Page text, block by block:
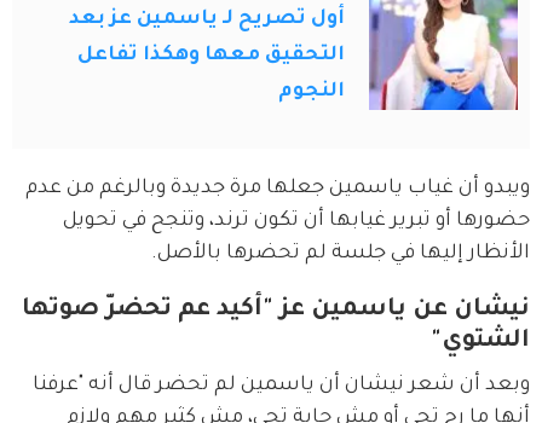
أول تصريح لـ ياسمين عز بعد
التحقيق معها وهكذا تفاعل
النجوم
ويبدو أن غياب ياسمين جعلها مرة جديدة وبالرغم من عدم
حضورها أو تبرير غيابها أن تكون ترند، وتنجح في تحويل
الأنظار إليها في جلسة لم تحضرها بالأصل.
نيشان عن ياسمين عز "أكيد عم تحضرّ صوتها
الشتوي"
وبعد أن شعر نيشان أن ياسمين لم تحضر قال أنه "عرفنا
أنها ما رح تجي أو مش حابة تجي، مش كثير مهم ولازم